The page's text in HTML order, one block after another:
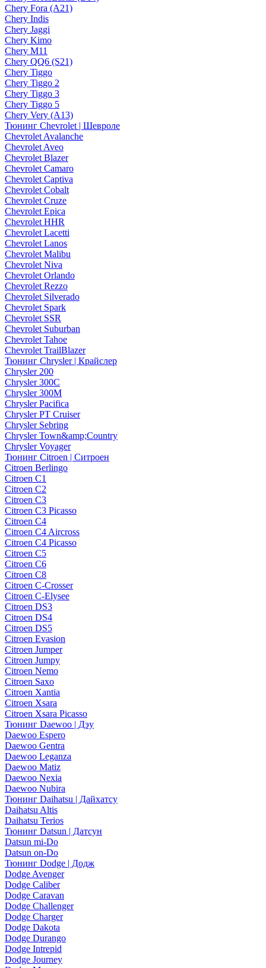
Chery Fora (A21)
Chery Indis
Chery Jaggi
Chery Kimo
Chery M11
Chery QQ6 (S21)
Chery Tiggo
Chery Tiggo 2
Chery Tiggo 3
Chery Tiggo 5
Chery Very (A13)
Тюнинг Chevrolet | Шевроле
Chevrolet Avalanche
Chevrolet Aveo
Chevrolet Blazer
Chevrolet Camaro
Chevrolet Captiva
Chevrolet Cobalt
Chevrolet Cruze
Chevrolet Epica
Chevrolet HHR
Chevrolet Lacetti
Chevrolet Lanos
Chevrolet Malibu
Chevrolet Niva
Chevrolet Orlando
Chevrolet Rezzo
Chevrolet Silverado
Chevrolet Spark
Chevrolet SSR
Chevrolet Suburban
Chevrolet Tahoe
Chevrolet TrailBlazer
Тюнинг Chrysler | Крайслер
Chrysler 200
Chrysler 300C
Chrysler 300M
Chrysler Pacifica
Chrysler PT Cruiser
Chrysler Sebring
Chrysler Town&amp;Country
Chrysler Voyager
Тюнинг Citroen | Ситроен
Citroen Berlingo
Citroen C1
Citroen C2
Citroen C3
Citroen C3 Picasso
Citroen C4
Citroen C4 Aircross
Citroen C4 Picasso
Citroen C5
Citroen C6
Citroen C8
Citroen C-Crosser
Citroen C-Elysee
Citroen DS3
Citroen DS4
Citroen DS5
Citroen Evasion
Citroen Jumper
Citroen Jumpy
Citroen Nemo
Citroen Saxo
Citroen Xantia
Citroen Xsara
Citroen Xsara Picasso
Тюнинг Daewoo | Дэу
Daewoo Espero
Daewoo Gentra
Daewoo Leganza
Daewoo Matiz
Daewoo Nexia
Daewoo Nubira
Тюнинг Daihatsu | Дайхатсу
Daihatsu Altis
Daihatsu Terios
Тюнинг Datsun | Датсун
Datsun mi-Do
Datsun on-Do
Тюнинг Dodge | Додж
Dodge Avenger
Dodge Caliber
Dodge Caravan
Dodge Challenger
Dodge Charger
Dodge Dakota
Dodge Durango
Dodge Intrepid
Dodge Journey